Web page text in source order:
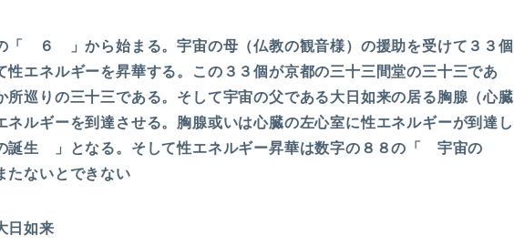
「 ６ 」から始まる。宇宙の母（仏教の観音様）の援助を受けて３３個
性エネルギーを昇華する。この３３個が京都の三十三間堂の三十三であ
所巡りの三十三である。そして宇宙の父である大日如来の居る胸腺（心臓
ネルギーを到達させる。胸腺或いは心臓の左心室に性エネルギーが到達し
生 」となる。そして性エネルギー昇華は数字の８８の「 宇宙の
ないとできない
日如来